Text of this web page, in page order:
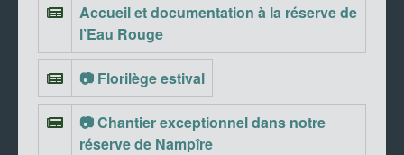
Accueil et documentation à la réserve de
l’Eau Rouge
📷 Florilège estival
📷 Chantier exceptionnel dans notre
réserve de Nampîre